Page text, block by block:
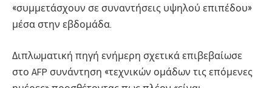
«συμμετάσχουν σε συναντήσεις υψηλού επιπέδου»
μέσα στην εβδομάδα.
Διπλωματική πηγή ενήμερη σχετικά επιβεβαίωσε
στο AFP συνάντηση «τεχνικών ομάδων τις επόμενες